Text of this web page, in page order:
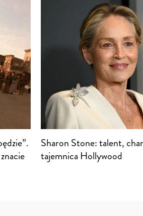
Sharon Stone: talent,
tajemnica Hollywood